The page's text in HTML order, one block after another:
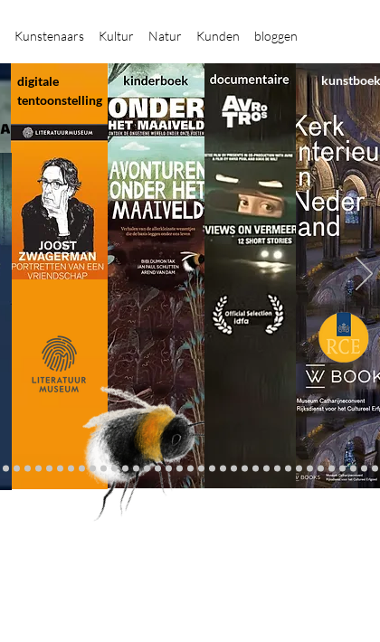
Kunstenaars Kultur Natur Kunden bloggen
digitale
tentoonstelling
kunstboek